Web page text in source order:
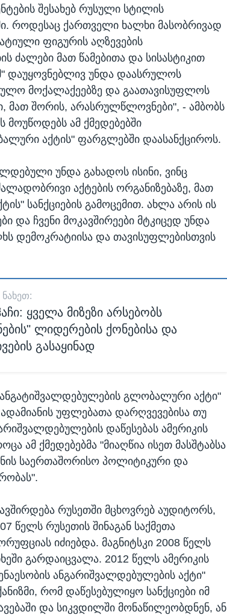
შესახებ რუსული სტილის
როდესაც ქართველი ხალხი მასობრივად
ფიგურის აღზევების
ძალები მათ წამებითა და სისასტიკით
დაუყოვნებლივ უნდა დაასრულოს
მოქალაქეებზე და გაათავისუფლოს
მათ შორის, არასრულწლოვნები", - ამბობს
მოუწოდებს ამ ქმედებებში
აქტის" ფარგლებში დაასანქციროს.
უნდა გახადოს ისინი, ვინც
აქტების ორგანიზებაზე, მათ
სანქციების გამოცემით. ახლა არის ის
და ჩვენი მოკავშირეები მტკიცედ უნდა
დემოკრატიისა და თავისუფლებისთვის
ᲜᲐᲮᲔᲗ:
ყველა მიზეზი არსებობს
ლიდერების ქონებისა და
გასაყინად
ანგატიშვალდებულების გლობალური აქტი"
უფლებათა დარღვევებისა თუ
დაწესებას ამერიკის
ამ ქმედებებმა "მიაღწია ისეთ მასშტაბსა
საერთაშორისო პოლიტიკური და
რუსეთში მცხოვრებ აუდიტორს,
წელს რუსეთის შინაგან საქმეთა
იძიებდა. მაგნიტსკი 2008 წელს
გარდაიცვალა. 2012 წელს ამერიკის
ანგარიშვალდებულების აქტი"
რომ დაწესებულიყო სანქციები იმ
და სიკვდილში მონაწილეობდნენ, ან